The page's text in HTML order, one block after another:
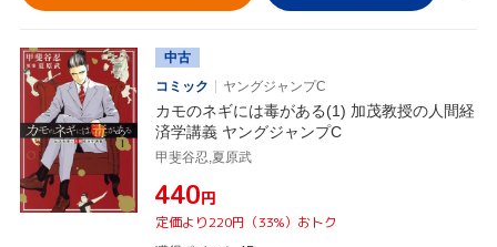
中古
コミック
ヤングジャンプC
カモのネギには毒がある(1) 加茂教授の人間経
済学講義 ヤングジャンプC
甲斐谷忍,夏原武
¥440円
定価より220円（33%）おトク